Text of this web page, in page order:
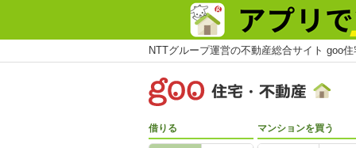
NTTグループ運営の不動産総合サイト goo
借りる マンションを買う